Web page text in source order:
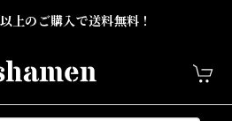
上のご購入で送料無料！